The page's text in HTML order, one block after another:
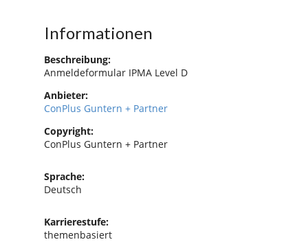
Informationen
Beschreibung:
Anmeldeformular IPMA Level D
Anbieter:
ConPlus Guntern + Partner
Copyright:
ConPlus Guntern + Partner
Sprache:
Deutsch
Karrierestufe:
themenbasiert